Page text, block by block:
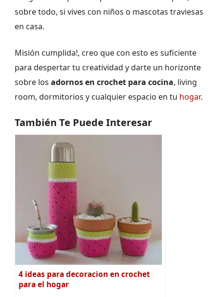
sobre todo, si vives con niños o mascotas traviesas
en casa.
Misión cumplida!, creo que con esto es suficiente
para despertar tu creatividad y darte un horizonte
sobre los adornos en crochet para cocina, living
room, dormitorios y cualquier espacio en tu hogar.
También Te Puede Interesar
4 ideas para decoracion en crochet
para el hogar